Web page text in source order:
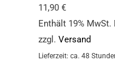
11,90 €
Enthält 19% MwSt.
zzgl. Versand
Lieferzeit: ca. 48